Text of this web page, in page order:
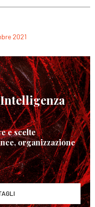
2021
e scelte
organizzazione